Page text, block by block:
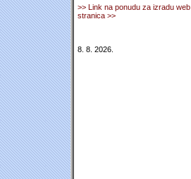
>> Link na ponudu za izradu web
stranica >>
8. 8. 2026.